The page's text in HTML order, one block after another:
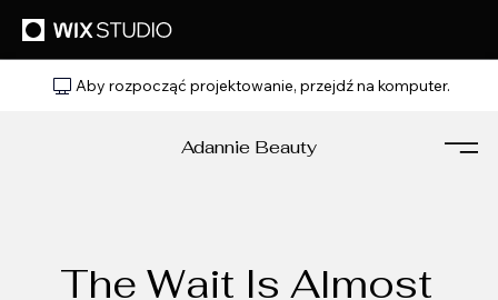
Aby rozpocząć projektowanie, przejdź na komputer.